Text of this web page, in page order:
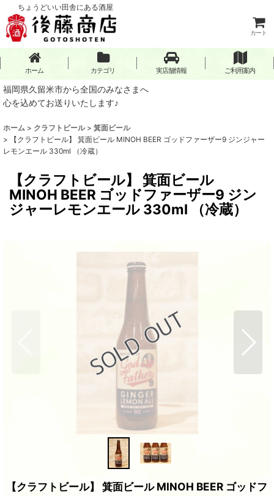
ちょうどいい田舎にある酒屋
カート
ホーム カテゴリ 実店舗情報 ご利用案内
福岡県久留米市から全国のみなさまへ
心を込めてお送りいたします♪
ホーム > クラフトビール > 箕面ビール
>
【クラフトビール】 箕面ビール MINOH BEER ゴッドファーザー9 ジンジャー
レモンエール 330ml （冷蔵）
【クラフトビール】 箕面ビール
MINOH BEER ゴッドファーザー9 ジン
ジャーレモンエール 330ml （冷蔵）
【クラフトビール】 箕面ビール MINOH BEER ゴッドフ